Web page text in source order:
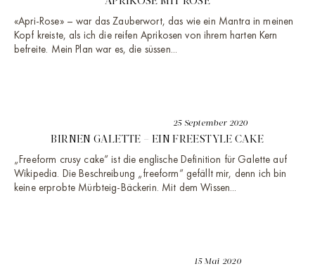
«Apri-Rose» – war das Zauberwort, das wie ein Mantra in meinen
Kopf kreiste, als ich die reifen Aprikosen von ihrem harten Kern
befreite. Mein Plan war es, die süssen...
25 September 2020
BIRNEN GALETTE – EIN FREESTYLE CAKE
„Freeform crusy cake“ ist die englische Definition für Galette auf
Wikipedia. Die Beschreibung „freeform“ gefällt mir, denn ich bin
keine erprobte Mürbteig-Bäckerin. Mit dem Wissen...
15 Mai 2020